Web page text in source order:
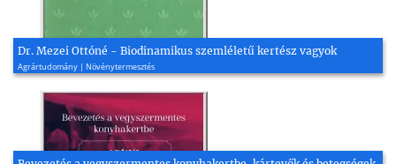
Dr. Mezei Ottóné - Biodinamikus szemléletű kertész vagyok
Agrártudomány | Növénytermesztés